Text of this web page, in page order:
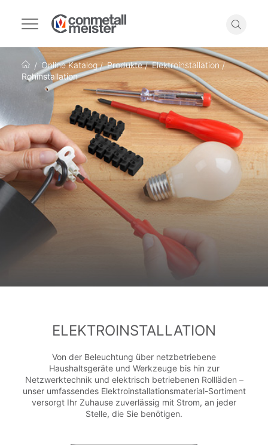
Navigation
umschalten
Suche
StartseiteOnline Katalog Produkte
Elektroinstallation
Rohinstallation
ELEKTROINSTALLATION
Von der Beleuchtung über netzbetriebene
Haushaltsgeräte und Werkzeuge bis hin zur
Netzwerktechnik und elektrisch betriebenen Rollläden –
unser umfassendes Elektroinstallationsmaterial-Sortiment
versorgt Ihr Zuhause zuverlässig mit Strom, an jeder
Stelle, die Sie benötigen.